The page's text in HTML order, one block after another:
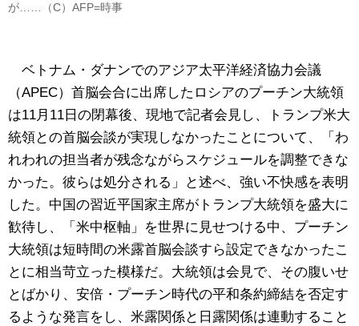
が……（C）AFP=時事
ベトナム・ダナンでのアジア太平洋経済協力会議
（APEC）首脳会合に出席したロシアのプーチン大統領
は11月11日の閉幕後、現地で記者会見し、トランプ米大
統領との首脳会談が実現しなかったことについて、「わ
れわれの担当者が残念ながらスケジュールを調整できな
かった。彼らは処分される」と述べ、強い不快感を表明
した。中国の習近平国家主席がトランプ大統領を盛大に
歓待し、「米中枢軸」を世界に見せつける中、プーチン
大統領は短時間の米露首脳会談すら設定できなかったこ
とに相当苛立った模様だ。大統領は会見で、その腹いせ
とばかり、安倍・プーチン時代の平和条約締結を否定す
るような発言をし、米露関係と日露関係は連動すること